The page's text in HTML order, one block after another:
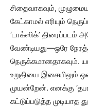
சிதைவாகவும்,
கேட்காமல் எரியும்
‘டாக்ஸிக்’
வேண்டியது—ஒரே
நெருக்கமானதாகவும்.
உறுதியை இசையிலும்
முயன்றேன். எனக்கு
கட்டுப்படுத்த